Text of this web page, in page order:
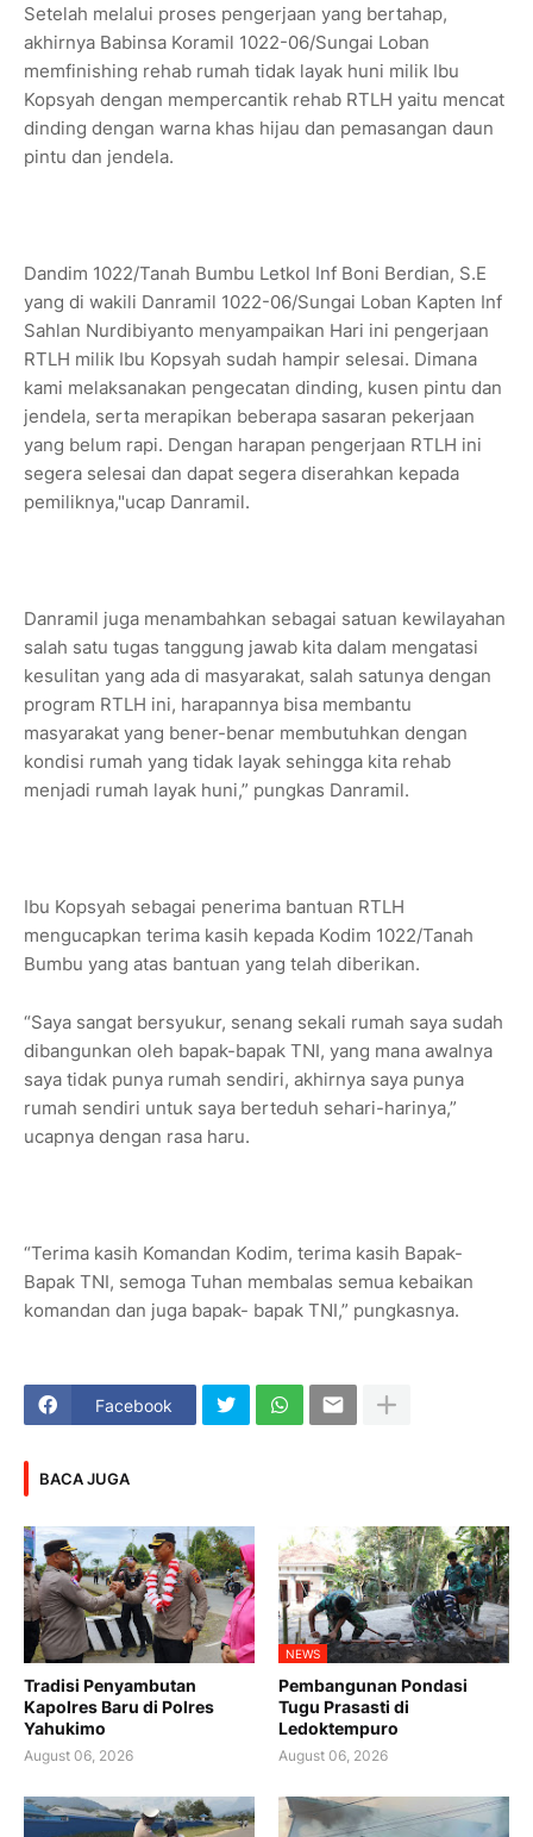
Setelah melalui proses pengerjaan yang bertahap,
akhirnya Babinsa Koramil 1022-06/Sungai Loban
memfinishing rehab rumah tidak layak huni milik Ibu
Kopsyah dengan mempercantik rehab RTLH yaitu mencat
dinding dengan warna khas hijau dan pemasangan daun
pintu dan jendela.
Dandim 1022/Tanah Bumbu Letkol Inf Boni Berdian, S.E
yang di wakili Danramil 1022-06/Sungai Loban Kapten Inf
Sahlan Nurdibiyanto menyampaikan Hari ini pengerjaan
RTLH milik Ibu Kopsyah sudah hampir selesai. Dimana
kami melaksanakan pengecatan dinding, kusen pintu dan
jendela, serta merapikan beberapa sasaran pekerjaan
yang belum rapi. Dengan harapan pengerjaan RTLH ini
segera selesai dan dapat segera diserahkan kepada
pemiliknya,"ucap Danramil.
Danramil juga menambahkan sebagai satuan kewilayahan
salah satu tugas tanggung jawab kita dalam mengatasi
kesulitan yang ada di masyarakat, salah satunya dengan
program RTLH ini, harapannya bisa membantu
masyarakat yang bener-benar membutuhkan dengan
kondisi rumah yang tidak layak sehingga kita rehab
menjadi rumah layak huni,” pungkas Danramil.
Ibu Kopsyah sebagai penerima bantuan RTLH
mengucapkan terima kasih kepada Kodim 1022/Tanah
Bumbu yang atas bantuan yang telah diberikan.
“Saya sangat bersyukur, senang sekali rumah saya sudah
dibangunkan oleh bapak-bapak TNI, yang mana awalnya
saya tidak punya rumah sendiri, akhirnya saya punya
rumah sendiri untuk saya berteduh sehari-harinya,”
ucapnya dengan rasa haru.
“Terima kasih Komandan Kodim, terima kasih Bapak-
Bapak TNI, semoga Tuhan membalas semua kebaikan
komandan dan juga bapak- bapak TNI,” pungkasnya.
Facebook
BACA JUGA
Tradisi Penyambutan
Kapolres Baru di Polres
Yahukimo
August 06, 2026
NEWS
Pembangunan Pondasi
Tugu Prasasti di
Ledoktempuro
August 06, 2026